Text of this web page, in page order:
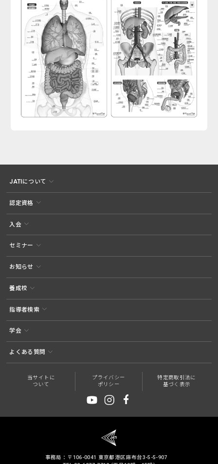
JATIについて
認定資格
入会
セミナー
お知らせ
養成校
指導者検索
学会
よくある質問
当サイトに
ついて
プライバシー
ポリシー
特定商取引法に
基づく表示
事務局：〒106-0041 東京都港区麻布台3-5-5-907